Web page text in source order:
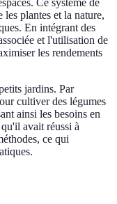
Ce système de
plantes et la nature,
En intégrant des
et l'utilisation de
les rendements
jardins. Par
cultiver des légumes
ainsi les besoins en
avait réussi à
ce qui